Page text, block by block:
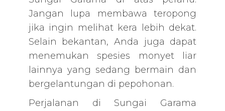
Jangan lupa membawa teropong
jika ingin melihat kera lebih dekat.
Selain bekantan, Anda juga dapat
menemukan spesies monyet liar
lainnya yang sedang bermain dan
bergelantungan di pepohonan.
Perjalanan di Sungai Garama